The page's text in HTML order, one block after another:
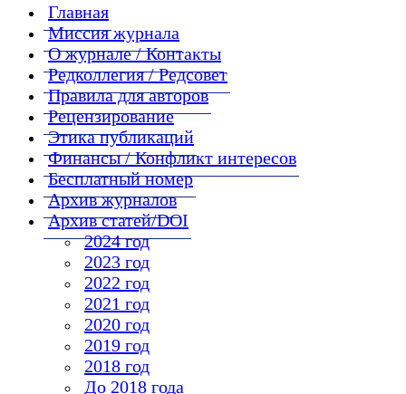
Главная
Миссия журнала
О журнале / Контакты
Редколлегия / Редсовет
Правила для авторов
Рецензирование
Этика публикаций
Финансы / Конфликт интересов
Бесплатный номер
Архив журналов
Архив статей/DOI
2024 год
2023 год
2022 год
2021 год
2020 год
2019 год
2018 год
До 2018 года